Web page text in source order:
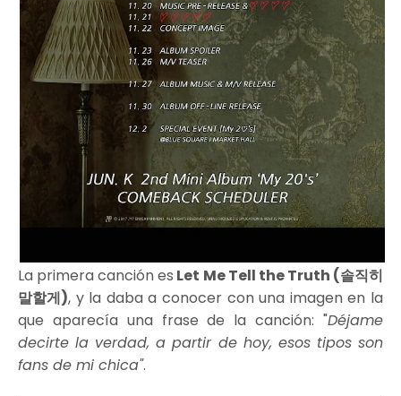
La primera canción es Let Me Tell the Truth (솔직히
말할게), y la daba a conocer con una imagen en la
que aparecía una frase de la canción: "Déjame
decirte la verdad, a partir de hoy, esos tipos son
fans de mi chica".